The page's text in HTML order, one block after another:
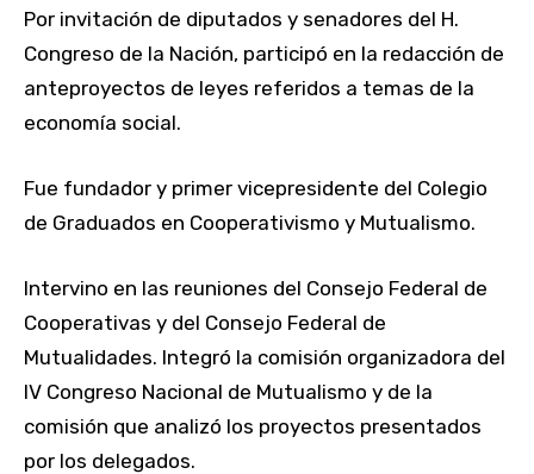
Por invitación de diputados y senadores del H.
Congreso de la Nación, participó en la redacción de
anteproyectos de leyes referidos a temas de la
economía social.
Fue fundador y primer vicepresidente del Colegio
de Graduados en Cooperativismo y Mutualismo.
Intervino en las reuniones del Consejo Federal de
Cooperativas y del Consejo Federal de
Mutualidades. Integró la comisión organizadora del
IV Congreso Nacional de Mutualismo y de la
comisión que analizó los proyectos presentados
por los delegados.